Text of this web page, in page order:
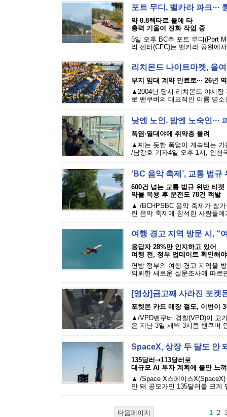
포트 무디, 벨카라 파크···
약 0.8헥타르 불에 타
총력 기울여 진화 작업 중
5일 오후 BC주 포트 무디(Port
리 센터(CFC)는 벨카라 공원에
리치몬드 나이트마켓, 올
부지 임대 계약 만료로··· 26년
▲2004년 당시 리치몬드 야시장
로 밴쿠버의 대표적인 여름 명
낮엔 노인, 밤엔 노숙인
폭염·열대야에 취약층 몰려
▲찌는 듯한 폭염이 계속되는 가
/남강호 기자4일 오후 1시, 인천
‘BC 음악 축제’, 교통 법
600건 넘는 교통 법규 위반 티켓
약물 복용 후 운전도 78건 적발
▲ /BCHPSBC 음악 축제가 참
린 음악 축제에 참석한 사람들
여행 경고 지역 방문 시, “
응답자 28%만 인지하고 있어
여행 전, 정부 업데이트 확인해야
연방 정부의 여행 경고 지역을
의뢰한 새로운 설문조사에 따르
[영상]금고째 사라진 포켓
포켓몬 카드 매장 절도, 이번이
▲/VPD밴쿠버 경찰(VPD)이 고
은 지난 3일 새벽 3시쯤 밴쿠버
SpaceX, 상장 두 달도 안
135달러⇢113달러로
대규모 AI 투자 계획에 불안 느껴
▲ /Space X스페이스
안 돼 공모가인 135달러를 크게
다음페이지 1 2